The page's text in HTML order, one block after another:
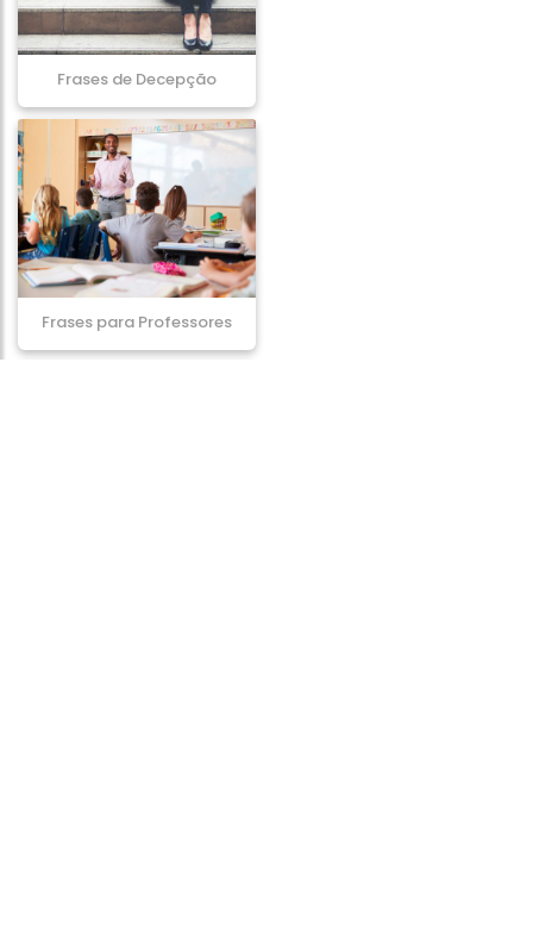
Frases de Decepção
Frases para Professores